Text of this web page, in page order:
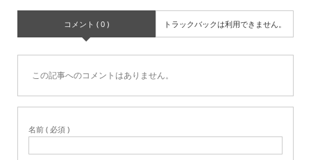
コメント ( 0 ) トラックバックは利用できません。
この記事へのコメントはありません。
名前 ( 必須 )